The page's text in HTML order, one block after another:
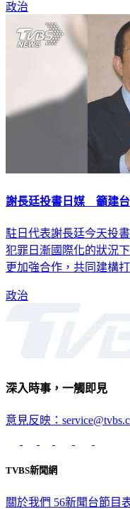
政治
謝長廷投書日媒 籲建
駐日代表謝長廷今天投
犯罪日漸國際化的狀況
更加強合作，共同建構
政治
深入時事，一觸即見
意見反映：
TVBS新聞網
關於我們 56新聞台節目